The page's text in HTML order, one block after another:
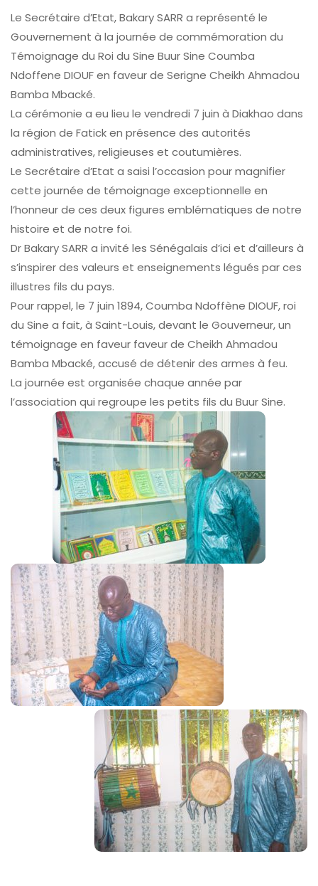
Le Secrétaire d’Etat, Bakary SARR a représenté le
Gouvernement à la journée de commémoration du
Témoignage du Roi du Sine Buur Sine Coumba
Ndoffene DIOUF en faveur de Serigne Cheikh Ahmadou
Bamba Mbacké.
La cérémonie a eu lieu le vendredi 7 juin à Diakhao dans
la région de Fatick en présence des autorités
administratives, religieuses et coutumières.
Le Secrétaire d’Etat a saisi l’occasion pour magnifier
cette journée de témoignage exceptionnelle en
l’honneur de ces deux figures emblématiques de notre
histoire et de notre foi.
Dr Bakary SARR a invité les Sénégalais d’ici et d’ailleurs à
s’inspirer des valeurs et enseignements légués par ces
illustres fils du pays.
Pour rappel, le 7 juin 1894, Coumba Ndoffène DIOUF, roi
du Sine a fait, à Saint-Louis, devant le Gouverneur, un
témoignage en faveur faveur de Cheikh Ahmadou
Bamba Mbacké, accusé de détenir des armes à feu.
La journée est organisée chaque année par
l’association qui regroupe les petits fils du Buur Sine.